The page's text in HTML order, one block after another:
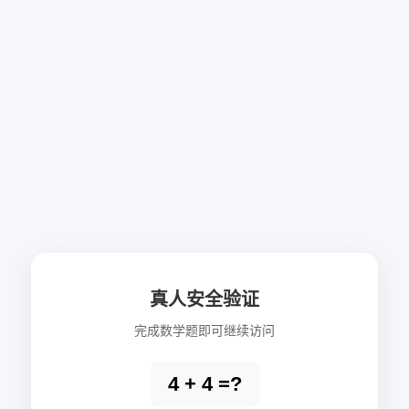
真人安全验证
完成数学题即可继续访问
4 + 4 =?